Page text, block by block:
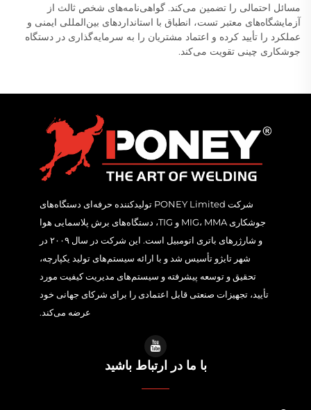
مسائل احتمالی را تضمین می‌کند. گواهی‌نامه‌های شخص ثالث از
آزمایشگاه‌های معتبر تست، انطباق با استانداردهای بین‌المللی ایمنی و
عملکرد را تأیید کرده و اعتماد مشتریان را به سرمایه‌گذاری در دستگاه
جوشکاری چینی تقویت می‌کند.
شرکت PONEY Limited تولیدکننده حرفه‌ای دستگاه‌های
جوشکاری MIG، MMA و TIG، دستگاه‌های برش پلاسمایی هوا
و شارژرهای باتری اتومبیل است. این شرکت در سال ۲۰۰۹ در
شهر تایژو تأسیس شد و با ارائه سیستم‌های تولید یکپارچه،
تحقیق و توسعه پیشرفته و سیستم‌های مدیریت کیفیت مورد
تأیید، تجهیزات صنعتی قابل اعتمادی را برای شرکای جهانی خود
عرضه می‌کند.
با ما در ارتباط باشید